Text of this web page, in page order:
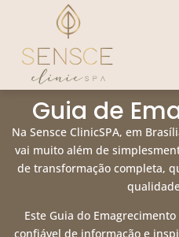
Guia de
Na Sensce ClinicSPA, em
vai muito além de
de transformação completa,
Este Guia do
confiável de informação e